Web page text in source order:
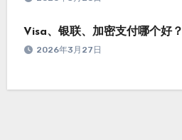
Visa、银联、加密支付哪个好？
2026年3月27日